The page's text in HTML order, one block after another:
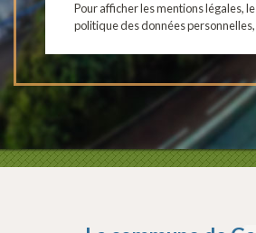
Pour afficher les mentions légales,
politique des données personnelles,